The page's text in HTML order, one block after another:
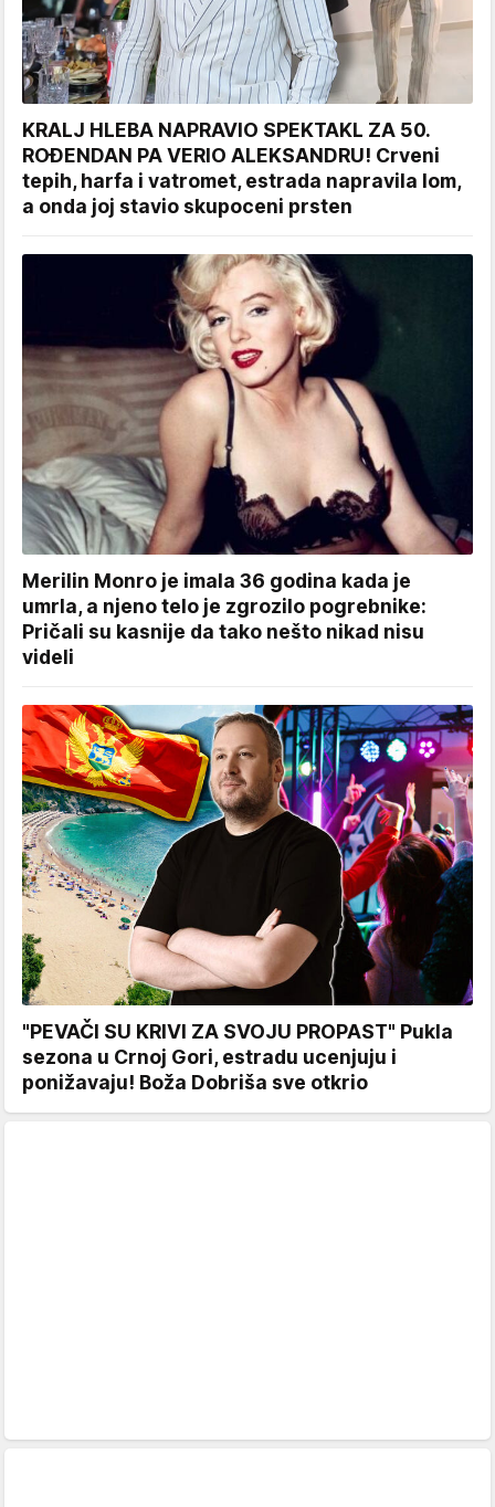
KRALJ HLEBA NAPRAVIO SPEKTAKL ZA 50.
ROĐENDAN PA VERIO ALEKSANDRU! Crveni
tepih, harfa i vatromet, estrada napravila lom,
a onda joj stavio skupoceni prsten
Merilin Monro je imala 36 godina kada je
umrla, a njeno telo je zgrozilo pogrebnike:
Pričali su kasnije da tako nešto nikad nisu
videli
"PEVAČI SU KRIVI ZA SVOJU PROPAST" Pukla
sezona u Crnoj Gori, estradu ucenjuju i
ponižavaju! Boža Dobriša sve otkrio